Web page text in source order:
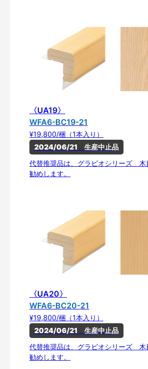
〈UA19〉
WFA6-BC19-21
¥19,800/梱（1本入り）
2024/06/21　生産中止品
代替推奨品は、グラビオシリーズ 木
勧めします。
〈UA20〉
WFA6-BC20-21
¥19,800/梱（1本入り）
2024/06/21　生産中止品
代替推奨品は、グラビオシリーズ 木
勧めします。